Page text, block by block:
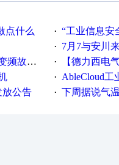
点什么 · “工业信息安全周之
· 7月7与安川
解决的！ · 【德力西电气
· AbleCloud工业
放公告 · 下周据说气